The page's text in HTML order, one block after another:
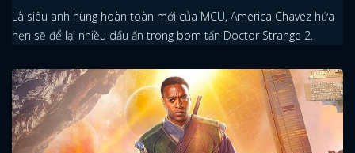
x
ĐĂNG NHẬP
FACEBOOK GOOGLE
Là siêu anh hùng hoàn toàn mới của MCU, America Chavez hứa
hẹn sẽ để lại nhiều dấu ấn trong bom tấn Doctor Strange 2.